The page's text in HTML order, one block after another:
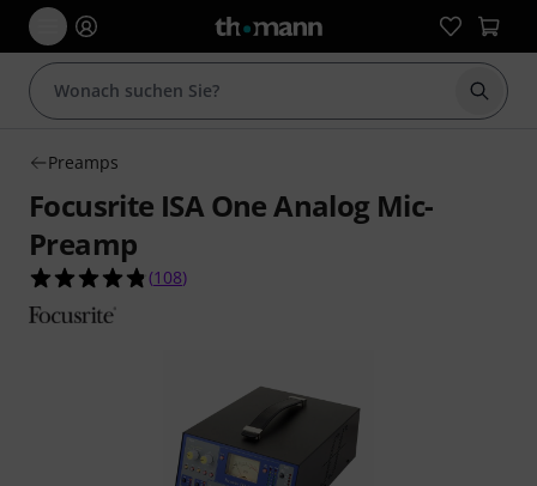
Suche
Preamps
Focusrite ISA One Analog Mic-
Preamp
4.8 von 5 Sternen aus 108 Kundenbewertungen
(108)